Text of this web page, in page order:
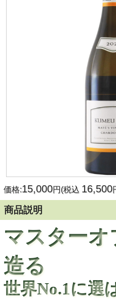
価格:15,000円(税込 16,500
商品説明
マスター
造る
世界No.1に選